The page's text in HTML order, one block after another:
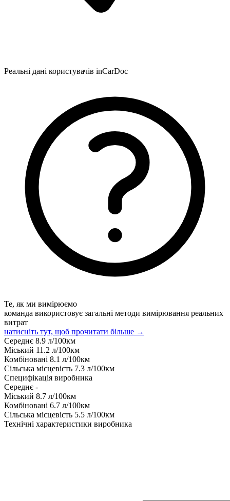
Реальні дані користувачів inCarDoc
Те, як ми вимірюємо
команда використовує загальні методи вимірювання реальних
витрат
натисніть тут, щоб прочитати більше →
Середнє 8.9 л/100км
Міський 11.2 л/100км
Комбіновані 8.1 л/100км
Сільська місцевість 7.3 л/100км
Специфікація виробника
Середнє -
Міський 8.7 л/100км
Комбіновані 6.7 л/100км
Сільська місцевість 5.5 л/100км
Технічні характеристики виробника